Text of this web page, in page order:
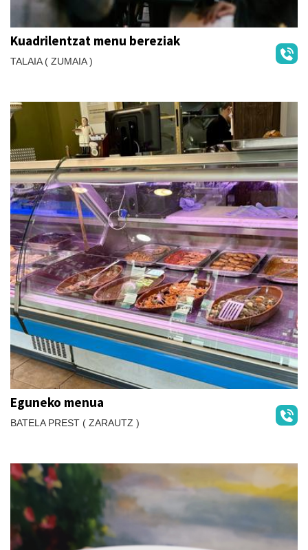
Kuadrilentzat menu bereziak
TALAIA ( ZUMAIA )
Eguneko menua
BATELA PREST ( ZARAUTZ )